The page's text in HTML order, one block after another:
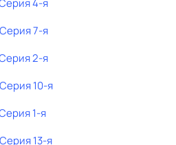
4-я
7-я
2-я
10-я
1-я
13-я